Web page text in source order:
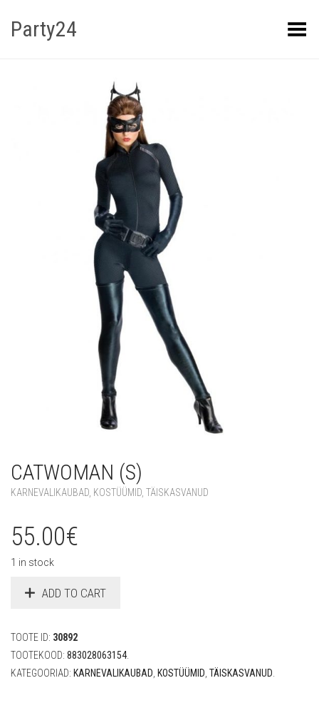
Party24 Kuva menüü
CATWOMAN (S)
KARNEVALIKAUBAD KOSTÜÜMID TÄISKASVANUD
55.00€
1 in stock
ADD TO CART
TOOTE ID: 30892
TOOTEKOOD: 883028063154.
KATEGOORIAD: KARNEVALIKAUBAD KOSTÜÜMID TÄISKASVANUD